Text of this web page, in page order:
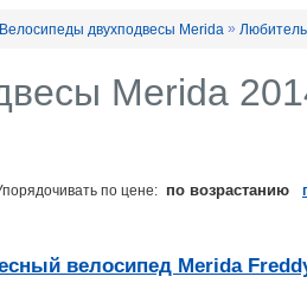
Велосипеды двухподвесы Merida »
Merida
по цене: по возрастанию
велосипед Merida